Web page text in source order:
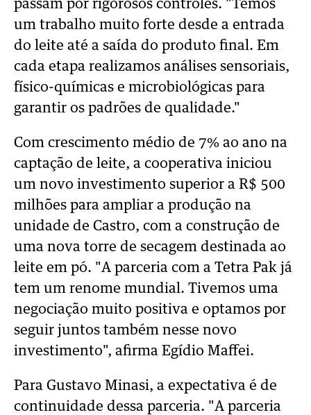
passam por rigorosos controles. "Temos
um trabalho muito forte desde a entrada
do leite até a saída do produto final. Em
cada etapa realizamos análises sensoriais,
físico-químicas e microbiológicas para
garantir os padrões de qualidade."
Com crescimento médio de 7% ao ano na
captação de leite, a cooperativa iniciou
um novo investimento superior a R$ 500
milhões para ampliar a produção na
unidade de Castro, com a construção de
uma nova torre de secagem destinada ao
leite em pó. "A parceria com a Tetra Pak já
tem um renome mundial. Tivemos uma
negociação muito positiva e optamos por
seguir juntos também nesse novo
investimento", afirma Egídio Maffei.
Para Gustavo Minasi, a expectativa é de
continuidade dessa parceria. "A parceria